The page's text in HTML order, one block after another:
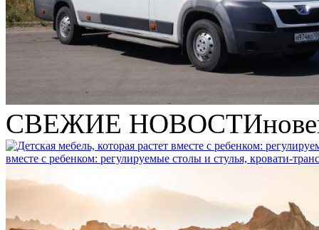
СВЕЖИЕ НОВОСТИ
вместе с ребенком: регулируемые столы и стулья, кровати-